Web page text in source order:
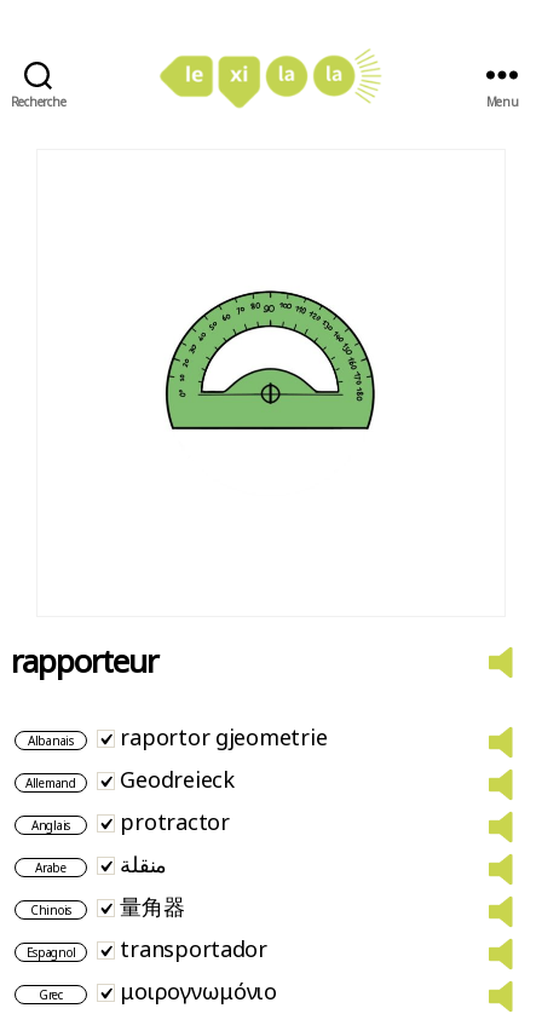
Recherche Menu
rapporteur
Albanais raportor gjeometrie
Allemand Geodreieck
Anglais protractor
Arabe منقلة
Chinois 量角器
Espagnol transportador
Grec μοιρογνωμόνιο